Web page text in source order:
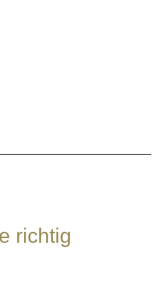
richtig